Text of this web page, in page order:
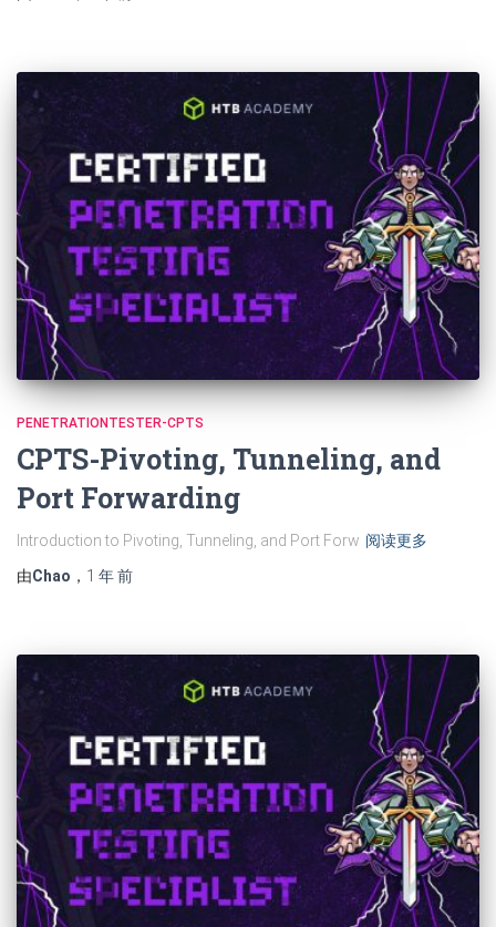
PENETRATIONTESTER-CPTS
CPTS-Pivoting, Tunneling, and
Port Forwarding
Introduction to Pivoting, Tunneling, and Port Forw 阅读更多
由Chao ， 1 年前